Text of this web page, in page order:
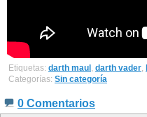
Etiquetas: darth maul, darth vader,
Categorías: Sin categoría
0 Comentarios